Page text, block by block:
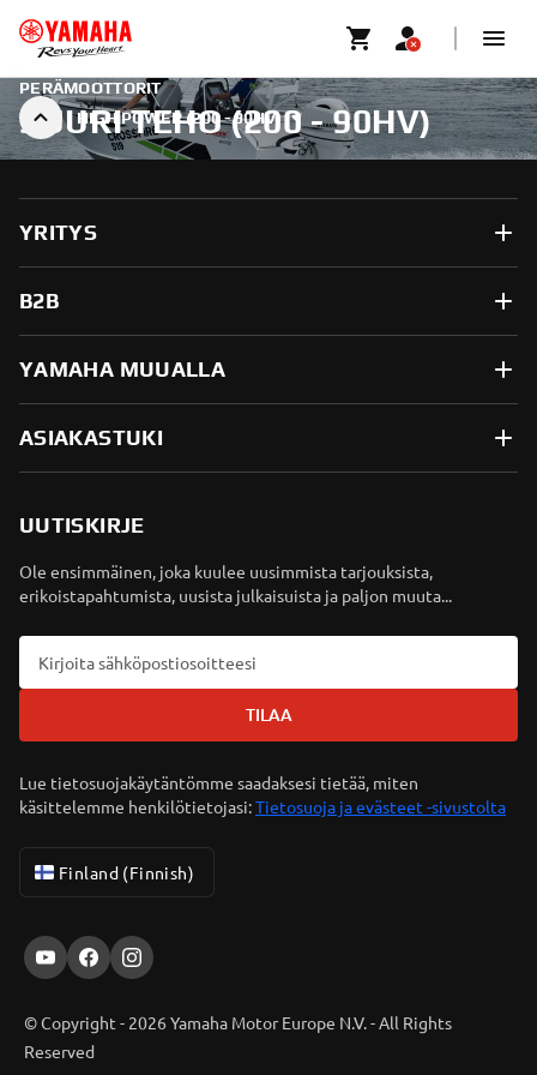
HIGH POWER (200 - 90HV)
PERÄMOOTTORIT
SUURI TEHO (200 - 90HV)
YRITYS
B2B
YAMAHA MUUALLA
ASIAKASTUKI
UUTISKIRJE
Ole ensimmäinen, joka kuulee uusimmista tarjouksista,
erikoistapahtumista, uusista julkaisuista ja paljon muuta...
TILAA
Lue tietosuojakäytäntömme saadaksesi tietää, miten
käsittelemme henkilötietojasi:Tietosuoja ja evästeet -sivustolta
Finland (Finnish)
© Copyright - 2026 Yamaha Motor Europe N.V. - All Rights
Reserved